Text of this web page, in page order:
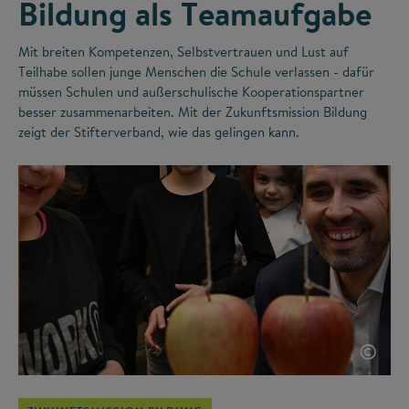
Bildung als Teamaufgabe
Mit breiten Kompetenzen, Selbstvertrauen und Lust auf
Teilhabe sollen junge Menschen die Schule verlassen - dafür
müssen Schulen und außerschulische Kooperationspartner
besser zusammenarbeiten. Mit der Zukunftsmission Bildung
zeigt der Stifterverband, wie das gelingen kann.
©